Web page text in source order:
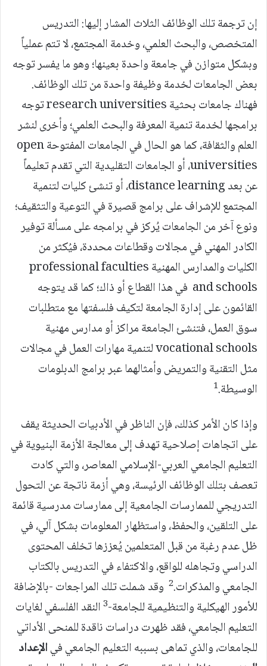
إن ترجمة تلك الوظائف الثلاث المشار إليها: التدريس
المتخصص، والبحث العلمي، وخدمة المجتمع، لا تتم عملياً
وبشكل متوازن في جامعة واحدة بعينها؛ وهو ما يفسر توجه
بعض الجامعات لخدمة وظيفة واحدة من تلك الوظائف.
فهناك جامعات بحثية research universities توجه
برامجها لخدمة تنمية المعرفة والبحث العلمي؛ وأخرى لنشر
العلم والثقافة، كما هو الحال في الجامعات المفتوحة open
universities، أو الجامعات التقليدية التي تقدم تعليماً
عن بعد distance learning، أو تنشئ كليات لتنمية
المجتمع للإشراف على برامج قصيرة في التوعية والتثقيف؛
ونوع آخر من الجامعات يُركز في برامجه على مسألة توفير
الكادر المهني في مجالات وقطاعات محددة، فيُكثر من
الكليات والمدارس المهنية professional faculties
and schools في هذا القطاع أو ذاك؛ كما قد يتوجه
القائمون على إدارة الجامعة لتكيف فلسفتها مع متطلبات
سوق العمل، فتنشئ الجامعة مراكز أو مدارس مهنية
vocational schools لتنمية مهارات العمل في مجالات
مثل التقنية والتمريض وأمثالهما عبر برامج الدبلومات
الوسيطة.1
وإذا كان الأمر كذلك، فإن الناظر في الأدبيات الحديثة يقف
على اتجاهات إصلاحية تهدف إلى معالجة الأزمة البنيوية في
التعليم الجامعي العربي-الإسلامي المعاصر، والتي كادت
تعصف بتلك الوظائف الرئيسة، وهي أزمة ناتجة عن التحول
التدريجي للممارسات الجامعية إلى ممارسات مدرسية قائمة
على التلقين، والحفظ، واستظهار المعلومات بشكل آلي، في
ظل عدم رغبة من قبل المتعلمين يُعززها تخلف المحتوى
الدراسي وتجاهله للواقع، والاكتفاء في التدريس بالكتاب
الجامعي والمذكرات.2 وقد شملت تلك المراجعات -بالإضافة
للأمور الهيكلية والتنظيمية للجامعة-3النقد الفلسفي لغايات
التعليم الجامعي، فقد ظهرت دراسات ناقدة للمنحى الأداتي
للجامعات، والذي تماهى بسببه التعليم الجامعي فيالإعداد